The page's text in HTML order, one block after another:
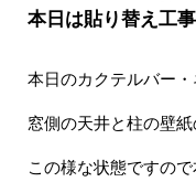
本日は貼り替え工事
本日のカクテルバー
窓側の天井と柱の壁
この様な状態ですの